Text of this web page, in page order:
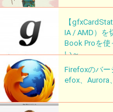
【
IA / AMD）を
Book Proを使
い～
Firefoxのバー
efox、Aurora